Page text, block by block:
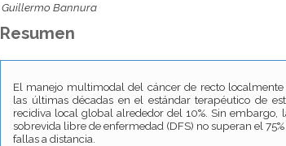
Guillermo Bannura
Resumen
El manejo multimodal del cáncer de recto localmente
las últimas décadas en el estándar terapéutico de
recidiva local global alrededor del 10%. Sin embargo,
sobrevida libre de enfermedad (DFS) no superan el
fallas a distancia.